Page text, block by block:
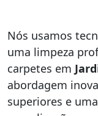
Nós usamos
uma limpeza
carpetes em
abordagem
superiores e